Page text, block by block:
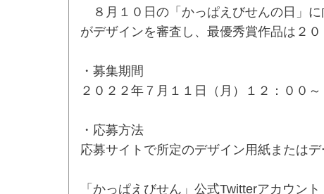
８月１０日の「かっぱえびせんの日」に
がデザインを審査し、最優秀賞作品は２
・募集期間
２０２２年７月１１日（月）１２：００
・応募方法
応募サイトで所定のデザイン用紙または
「かっぱえびせん」公式Twitterアカウント